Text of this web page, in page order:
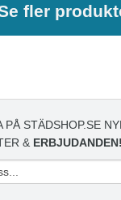
fler
PÅ STÄDSHOP.SE
& ERBJUDANDEN!